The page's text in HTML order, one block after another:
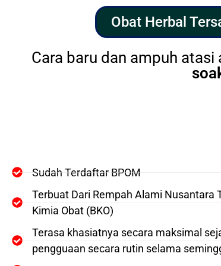
Obat Herbal
Cara baru dan ampuh
Sudah Terdaftar BPOM
Terbuat Dari Rempah Alami Nusantara
Kimia Obat (BKO)
Terasa khasiatnya secara maksimal
pengguaan secara rutin selama